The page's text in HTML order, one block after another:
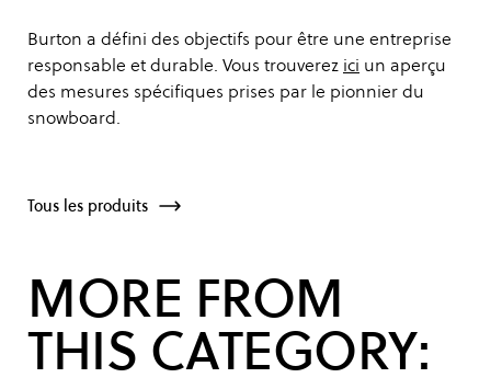
Burton a défini des objectifs pour être une entreprise
responsable et durable. Vous trouverez ici un aperçu
des mesures spécifiques prises par le pionnier du
snowboard.
Tous les produits
MORE FROM
THIS CATEGORY: